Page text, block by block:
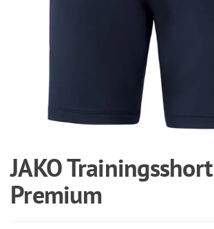
JAKO Trainingsshort
Premium